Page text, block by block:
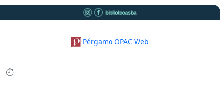
Pérgamo OPAC Web